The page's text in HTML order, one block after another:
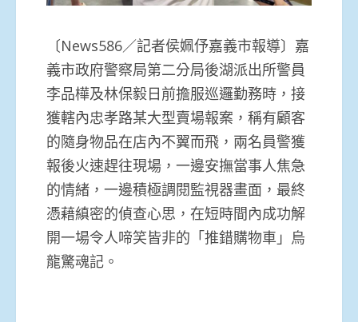
〔News586／記者侯姵伃嘉義市報導〕嘉
義市政府警察局第二分局後湖派出所警員
李品樺及林保毅日前擔服巡邏勤務時，接
獲轄內忠孝路某大型賣場報案，稱有顧客
的隨身物品在店內不翼而飛，兩名員警獲
報後火速趕往現場，一邊安撫當事人焦急
的情緒，一邊積極調閱監視器畫面，最終
憑藉縝密的偵查心思，在短時間內成功解
開一場令人啼笑皆非的「推錯購物車」烏
龍驚魂記。